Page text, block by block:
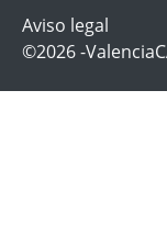
Aviso legal
©2026 -